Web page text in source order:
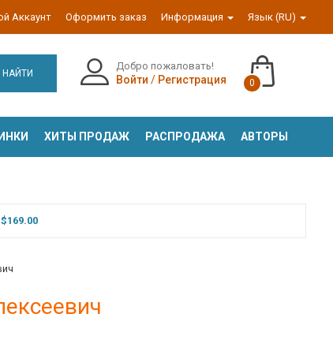
Аккаунт Оформить заказ Информация Язык (RU)
НАЙТИ
Добро пожаловать!
Войти / Регистрация 0
ХИТЫ ПРОДАЖ РАСПРОДАЖА АВТОРЫ